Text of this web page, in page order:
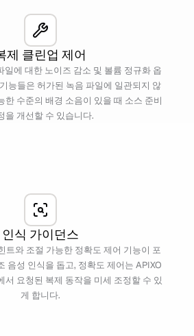
제 클린업 제어
일에 대한 노이즈 감소 및 볼륨 정규화 옵
능들은 허가된 녹음 파일에 일관되지 않
한 수준의 배경 소음이 있을 때 소스 준비
을 개선할 수 있습니다.
인식 가이던스
트와 조절 가능한 정확도 제어 기능이 포
음성 인식을 돕고, 정확도 제어는 APIXO
서 요청된 복제 동작을 미세 조정할 수 있
게 합니다.